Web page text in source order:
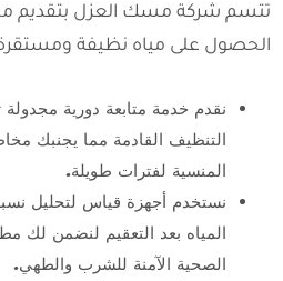
تتسم شركة مسك العزل بتقديم
الحصول على مياه نظيفة
نقدم خدمة متابعة دورية مجدولة
التنظيف القادمة مما يجنبك
المنسية لفترات طويلة.
نستخدم أجهزة قياس لتحليل
المياه بعد التعقيم لنضمن لك
الصحية الآمنة للشرب والطهي.